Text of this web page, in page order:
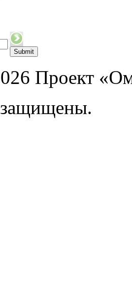
Проект
защищены.